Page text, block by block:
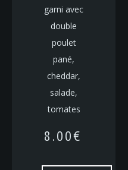
garni avec
double
poulet
pané,
cheddar,
salade,
tomates
8.00€